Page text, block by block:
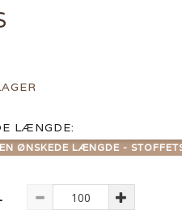
LÆNGDE:
ØNSKEDE LÆNGDE -